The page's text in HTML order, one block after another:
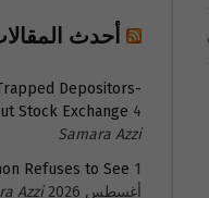
أحدث
Depositors-
Stock Exchange 4 أغسطس 2026
Samara Azzi
Refuses to See 1
أغسطس 2026
Azzi